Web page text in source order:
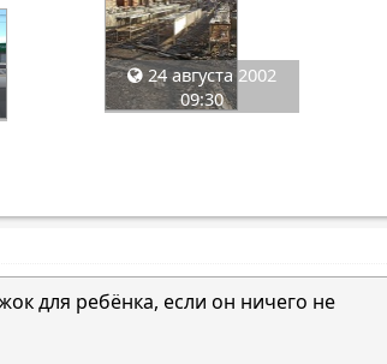
24 августа 2002
09:30
для ребёнка, если он ничего не